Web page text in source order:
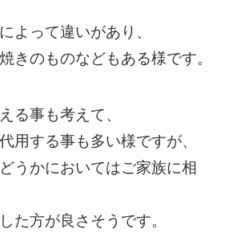
よって違いがあり、
きのものなどもある様です。
る事も考えて、
用する事も多い様ですが、
うかにおいてはご家族に相
た方が良さそうです。